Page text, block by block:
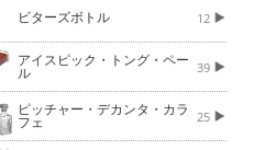
ビターズボトル 12
アイスピック・トング・ペー
ル 39
ピッチャー・デカンタ・カラ
フェ 25